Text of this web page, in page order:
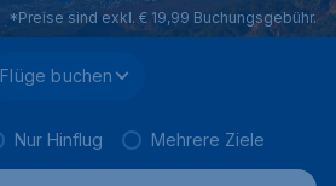
*Preise sind exkl. € 19,99 Buchungsgebühr.
Flüge buchen
Nur Hinflug Mehrere Ziele